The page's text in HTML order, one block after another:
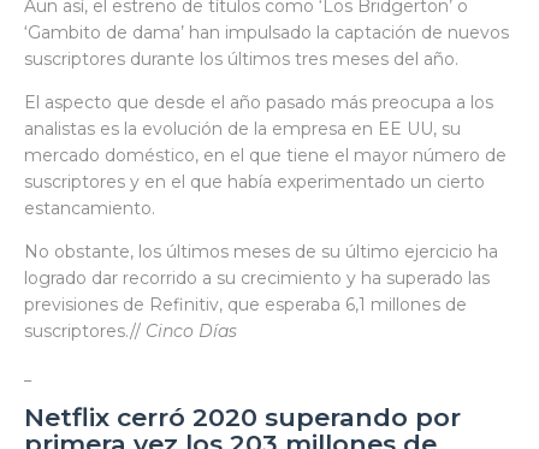
Aun así, el estreno de títulos como ‘Los Bridgerton’ o
‘Gambito de dama’ han impulsado la captación de nuevos
suscriptores durante los últimos tres meses del año.
El aspecto que desde el año pasado más preocupa a los
analistas es la evolución de la empresa en EE UU, su
mercado doméstico, en el que tiene el mayor número de
suscriptores y en el que había experimentado un cierto
estancamiento.
No obstante, los últimos meses de su último ejercicio ha
logrado dar recorrido a su crecimiento y ha superado las
previsiones de Refinitiv, que esperaba 6,1 millones de
suscriptores.// Cinco Días
Netflix cerró 2020 superando por